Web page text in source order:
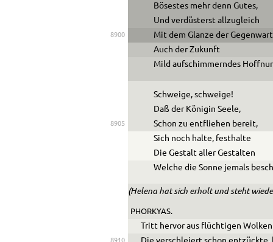
Bösestes mehr denn Gutes,
Und verdüsterst allzugleich
8900
Mit dem Glanze der Gegenwart
Auch der Zukunft
Mild aufschimmerndes
Schweige, schweige!
Daß der Königin Seele,
8905
Schon zu entfliehen bereit,
Sich noch halte, festhalte
Die Gestalt aller Gestalten
Welche die Sonne jemals
(Helena hat sich erholt und steht
PHORKYAS.
Tritt hervor aus flüchtigen
8910